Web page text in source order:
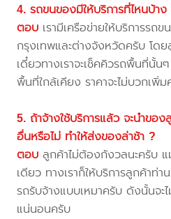
4. รถขนของมีให้บริการที่ไหนบ้าง
ตอบ เรามีเครือข่ายให้บริการร
กรุงเทพและต่างจังหวัดครับ โด
เดี๋ยวทางเราจะเช็คคิวรถพื้นที่นั้น
พื้นที่ใกล้เคียง ราคาจะไม่บวกเพิ่
5. ถ้าจ้างใช้บริการแล้ว จะนำขอ
อื่นหรือไม่ ทำให้ส่งของล่าช้า ?
ตอบ ลูกค้าไม่ต้องกังวลนะครับ
เดียว ทางเราก็ให้บริการลูกค้าท่า
รถรับจ้างแบบเหมาครับ ดังนั้นจ
แน่นอนครับ